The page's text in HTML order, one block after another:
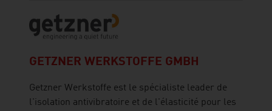
GETZNER WERKSTOFFE GMBH
Getzner Werkstoffe est le spécialiste leader de
l'isolation antivibratoire et de l'élasticité pour les